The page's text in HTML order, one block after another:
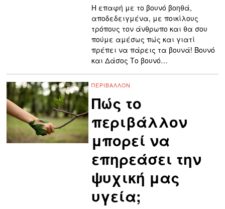
Η επαφή με το βουνό βοηθά,
αποδεδειγμένα, με ποικίλους
τρόπους τον άνθρωπο και θα σου
πούμε αμέσως πώς και γιατί
πρέπει να πάρεις τα βουνά! Βουνό
και Δάσος Το βουνό…
ΠΕΡΙΒΆΛΛΟΝ
Πώς το
περιβάλλον
μπορεί να
επηρεάσει την
ψυχική μας
υγεία;